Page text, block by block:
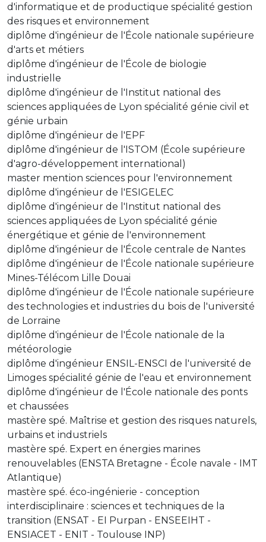
d'informatique et de productique spécialité gestion
des risques et environnement
diplôme d'ingénieur de l'École nationale supérieure
d'arts et métiers
diplôme d'ingénieur de l'École de biologie
industrielle
diplôme d'ingénieur de l'Institut national des
sciences appliquées de Lyon spécialité génie civil et
génie urbain
diplôme d'ingénieur de l'EPF
diplôme d'ingénieur de l'ISTOM (École supérieure
d'agro-développement international)
master mention sciences pour l'environnement
diplôme d'ingénieur de l'ESIGELEC
diplôme d'ingénieur de l'Institut national des
sciences appliquées de Lyon spécialité génie
énergétique et génie de l'environnement
diplôme d'ingénieur de l'École centrale de Nantes
diplôme d'ingénieur de l'École nationale supérieure
Mines-Télécom Lille Douai
diplôme d'ingénieur de l'École nationale supérieure
des technologies et industries du bois de l'université
de Lorraine
diplôme d'ingénieur de l'École nationale de la
météorologie
diplôme d'ingénieur ENSIL-ENSCI de l'université de
Limoges spécialité génie de l'eau et environnement
diplôme d'ingénieur de l'École nationale des ponts
et chaussées
mastère spé. Maîtrise et gestion des risques naturels,
urbains et industriels
mastère spé. Expert en énergies marines
renouvelables (ENSTA Bretagne - École navale - IMT
Atlantique)
mastère spé. éco-ingénierie - conception
interdisciplinaire : sciences et techniques de la
transition (ENSAT - EI Purpan - ENSEEIHT -
ENSIACET - ENIT - Toulouse INP)